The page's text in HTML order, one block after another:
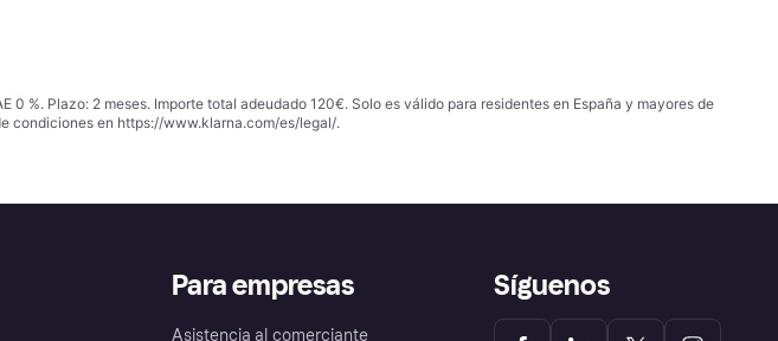
%. Plazo: 2 meses. Importe total adeudado 120€. Solo es válido para residentes en España y mayores de
condiciones en https://www.klarna.com/es/legal/.
Para empresas
Asistencia al comerciante
Síguenos